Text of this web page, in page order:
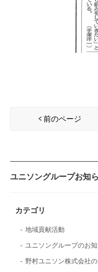
前のページ
ユニソングループお知
カテゴリ
地域貢献活動
ユニソングループのお
野村ユニソン株式会社